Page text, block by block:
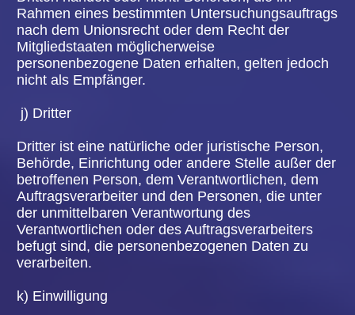
Durch den Einsatz von Cookies kann die
Volksbühne Hanau e.V. den Nutzern dieser
Internetseite nutzerfreundlichere Services
bereitstellen, die ohne die Cookie-Setzung nicht
möglich wären.
Mittels eines Cookies können die Informationen
und Angebote auf unserer Internetseite im Sinne
ermöglichen uns, wie bereits erwähnt, die
Nutzern die Verwendung unserer Internetseite zu
erleichtern. Der Benutzer einer Internetseite, die
Cookies verwendet, muss beispielsweise nicht bei
jedem Besuch der Internetseite erneut seine
Zugangsdaten eingeben, weil dies von der
Internetseite und dem auf dem Computersystem
des Benutzers abgelegten Cookie übernommen
wird. Ein weiteres Beispiel ist das Cookie eines
Warenkorbes im Online-Shop. Der Online-Shop
merkt sich die Artikel, die ein Kunde in den
virtuellen Warenkorb gelegt hat, über ein Cookie.
Die betroffene Person kann die Setzung von
Cookies durch unsere Internetseite jederzeit